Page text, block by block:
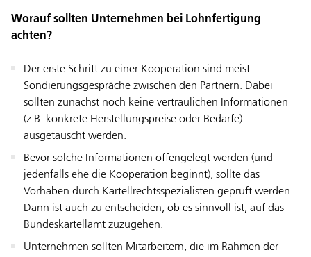
Worauf sollten Unternehmen bei Lohnfertigung
achten?
Der erste Schritt zu einer Kooperation sind meist
Sondierungsgespräche zwischen den Partnern. Dabei
sollten zunächst noch keine vertraulichen Informationen
(z.B. konkrete Herstellungspreise oder Bedarfe)
ausgetauscht werden.
Bevor solche Informationen offengelegt werden (und
jedenfalls ehe die Kooperation beginnt), sollte das
Vorhaben durch Kartellrechtsspezialisten geprüft werden.
Dann ist auch zu entscheiden, ob es sinnvoll ist, auf das
Bundeskartellamt zuzugehen.
Unternehmen sollten Mitarbeitern, die im Rahmen der